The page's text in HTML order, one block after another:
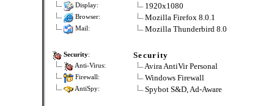
Display: 1920x1080
Browser: Mozilla Firefox 8.0.1
Mail: Mozilla Thunderbird 8.0
Security: Security
Anti-Virus: Avira AntiVir Personal
Firewall: Windows Firewall
AntiSpy: Spybot S&D, Ad-Aware